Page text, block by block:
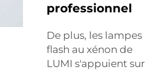
professionnel
De plus, les lampes
flash au xénon de
LUMI s'appuient sur